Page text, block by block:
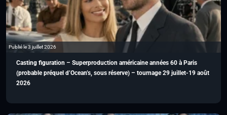
Publié le 3 juillet 2026
Casting figuration – Superproduction américaine années 60 à Paris
(probable préquel d’Ocean’s, sous réserve) – tournage 29 juillet-19 août
2026